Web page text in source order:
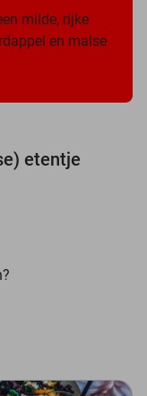
milde, rijke
en malse
etentje